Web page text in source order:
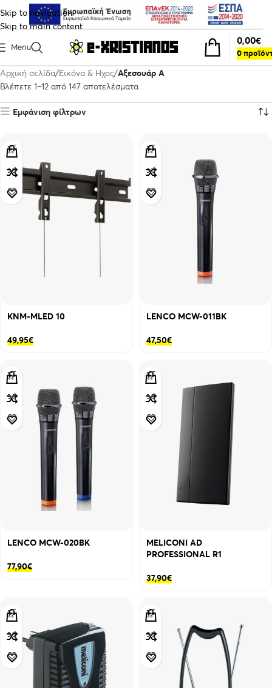
Skip to navigation
Skip to main content
Menu
0
0,00€
Αρχική σελίδα Εικόνα & Ηχος Αξεσουάρ A
Βλέπετε 1–12 από 147 αποτελέσματα
Εμφάνιση φίλτρων
KNM-MLED 10
49,95€
LENCO MCW-011BK
47,50€
LENCO MCW-020BK
77,90€
MELICONI AD
PROFESSIONAL R1
37,90€